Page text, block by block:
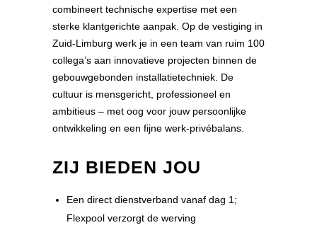
combineert technische expertise met een
sterke klantgerichte aanpak. Op de vestiging in
Zuid-Limburg werk je in een team van ruim 100
collega’s aan innovatieve projecten binnen de
gebouwgebonden installatietechniek. De
cultuur is mensgericht, professioneel en
ambitieus – met oog voor jouw persoonlijke
ontwikkeling en een fijne werk-privébalans.
ZIJ BIEDEN JOU
Een direct dienstverband vanaf dag 1;
Flexpool verzorgt de werving